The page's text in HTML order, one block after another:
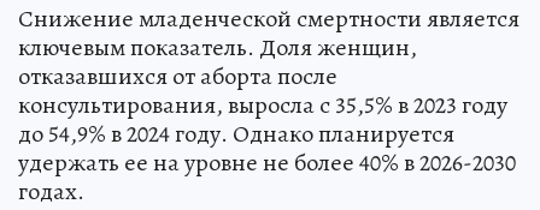
Снижение младенческой смертности является
ключевым показатель. Доля женщин,
отказавшихся от аборта после
консультирования, выросла с 35,5% в 2023 году
до 54,9% в 2024 году. Однако планируется
удержать ее на уровне не более 40% в 2026-2030
годах.